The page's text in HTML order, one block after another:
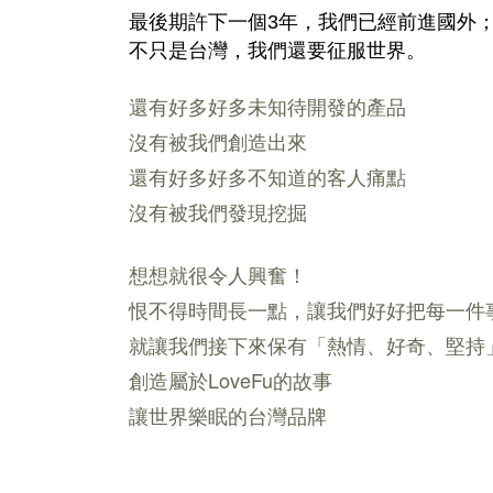
最後期許下一個3年，我們已經前進國外；
不只是台灣，我們還要征服世界。
還有好多好多未知待開發的產品
沒有被我們創造出來
還有好多好多不知道的客人痛點
沒有被我們發現挖掘
想想就很令人興奮！
恨不得時間長一點，讓我們好好把每一件
就讓我們接下來保有「熱情、好奇、堅持」
創造屬於LoveFu的故事
讓世界樂眠的台灣品牌